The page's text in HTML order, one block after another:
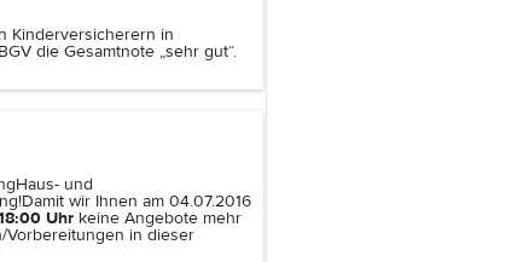
Kinderversicherern in
die Gesamtnote „sehr gut“.
Haus- und
Damit wir Ihnen am 04.07.2016
Uhr keine Angebote mehr
Vorbereitungen in dieser